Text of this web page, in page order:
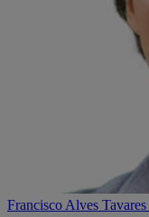
Francisco Alves Tavares